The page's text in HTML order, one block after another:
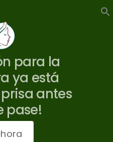
para la
ya está
antes
pase!